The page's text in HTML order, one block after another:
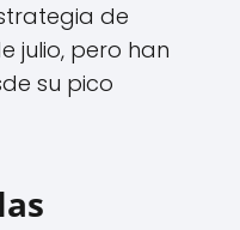
de
julio, pero han
su pico